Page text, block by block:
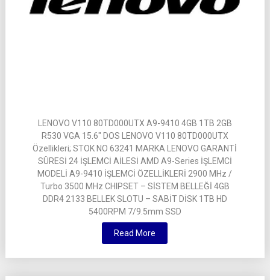
LENOVO V110 80TD000UTX A9-9410 4GB 1TB 2GB
R530 VGA 15.6″ DOS LENOVO V110 80TD000UTX
Özellikleri; STOK NO 63241 MARKA LENOVO GARANTİ
SÜRESİ 24 İŞLEMCİ AİLESİ AMD A9-Series İŞLEMCİ
MODELİ A9-9410 İŞLEMCİ ÖZELLİKLERİ 2900 MHz /
Turbo 3500 MHz CHIPSET – SİSTEM BELLEĞİ 4GB
DDR4 2133 BELLEK SLOTU – SABİT DİSK 1TB HD
5400RPM 7/9.5mm SSD
Read More